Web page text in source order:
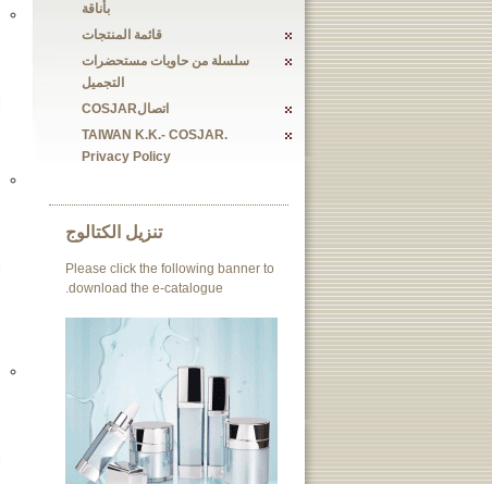
بأناقة
قائمة المنتجات
سلسلة من حاويات مستحضرات
التجميل
اتصالCOSJAR
TAIWAN K.K.- COSJAR.
Privacy Policy
تنزيل الكتالوج
Please click the following banner to
download the e-catalogue.